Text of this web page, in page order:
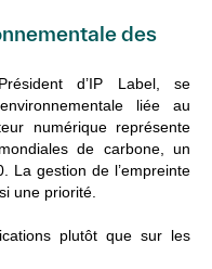
des
d’IP Label, se
liée au
numérique représente
de carbone, un
La gestion de l’empreinte
une priorité.
plutôt que sur les